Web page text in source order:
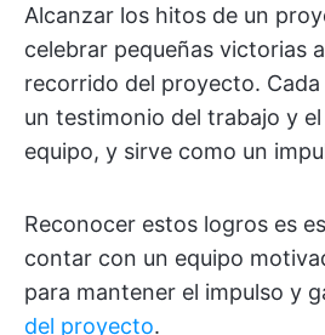
Alcanzar los hitos de un
celebrar pequeñas victorias
recorrido del proyecto.
un testimonio del trabajo y
equipo, y sirve como un
Reconocer estos logros es
contar con un equipo
para mantener el impulso y
del proyecto.